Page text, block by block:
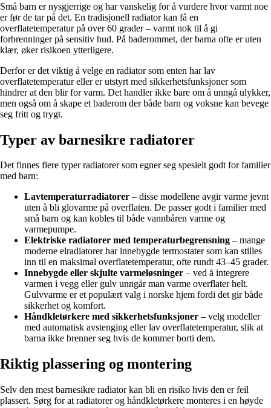
Små barn er nysgjerrige og har vanskelig for å vurdere hvor varmt noe
er før de tar på det. En tradisjonell radiator kan få en
overflatetemperatur på over 60 grader – varmt nok til å gi
forbrenninger på sensitiv hud. På baderommet, der barna ofte er uten
klær, øker risikoen ytterligere.
Derfor er det viktig å velge en radiator som enten har lav
overflatetemperatur eller er utstyrt med sikkerhetsfunksjoner som
hindrer at den blir for varm. Det handler ikke bare om å unngå ulykker,
men også om å skape et baderom der både barn og voksne kan bevege
seg fritt og trygt.
Typer av barnesikre radiatorer
Det finnes flere typer radiatorer som egner seg spesielt godt for familier
med barn:
Lavtemperaturradiatorer – disse modellene avgir varme jevnt
uten å bli glovarme på overflaten. De passer godt i familier med
små barn og kan kobles til både vannbåren varme og
varmepumpe.
Elektriske radiatorer med temperaturbegrensning – mange
moderne elradiatorer har innebygde termostater som kan stilles
inn til en maksimal overflatetemperatur, ofte rundt 43–45 grader.
Innebygde eller skjulte varmeløsninger – ved å integrere
varmen i vegg eller gulv unngår man varme overflater helt.
Gulvvarme er et populært valg i norske hjem fordi det gir både
sikkerhet og komfort.
Håndkletørkere med sikkerhetsfunksjoner – velg modeller
med automatisk avstenging eller lav overflatetemperatur, slik at
barna ikke brenner seg hvis de kommer borti dem.
Riktig plassering og montering
Selv den mest barnesikre radiator kan bli en risiko hvis den er feil
plassert. Sørg for at radiatorer og håndkletørkere monteres i en høyde